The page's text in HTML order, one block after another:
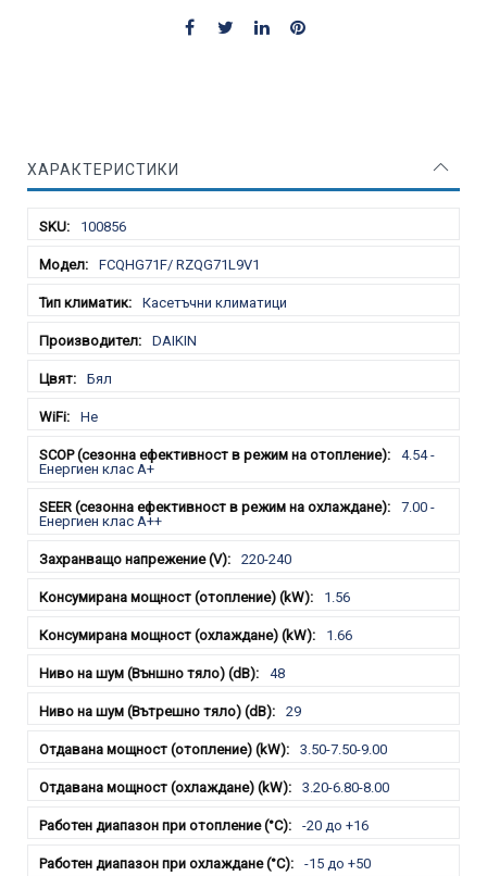
ХАРАКТЕРИСТИКИ
100856
FCQHG71F/ RZQG71L9V1
Касетъчни климатици
DAIKIN
Бял
Не
4.54 -
Енергиен клас A+
7.00 -
Енергиен клас A++
220-240
1.56
1.66
48
29
3.50-7.50-9.00
3.20-6.80-8.00
-20 до +16
-15 до +50